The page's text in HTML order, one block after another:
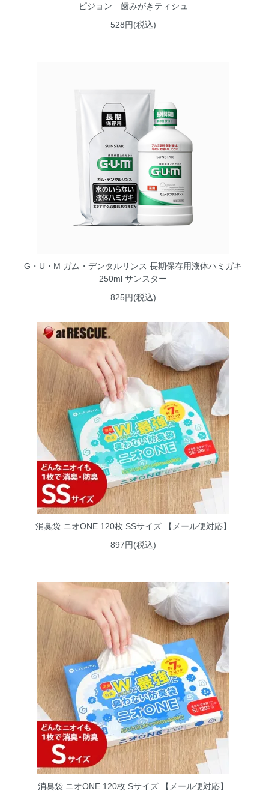
ピジョン 歯みがきティシュ
528円(税込)
G・U・M ガム・デンタルリンス 長期保存用液体ハミガキ
250ml サンスター
825円(税込)
消臭袋 ニオONE 120枚 SSサイズ 【メール便対応】
897円(税込)
消臭袋 ニオONE 120枚 Sサイズ 【メール便対応】